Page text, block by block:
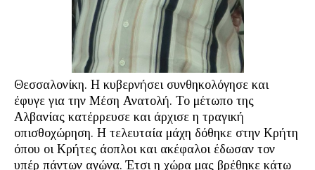
Θεσσαλονίκη. Η κυβερνήσει συνθηκολόγησε και
έφυγε για την Μέση Ανατολή. Το μέτωπο της
Αλβανίας κατέρρευσε και άρχισε η τραγική
οπισθοχώρηση. Η τελευταία μάχη δόθηκε στην Κρήτη
όπου οι Κρήτες άοπλοι και ακέφαλοι έδωσαν τον
υπέρ πάντων αγώνα. Έτσι η χώρα μας βρέθηκε κάτω